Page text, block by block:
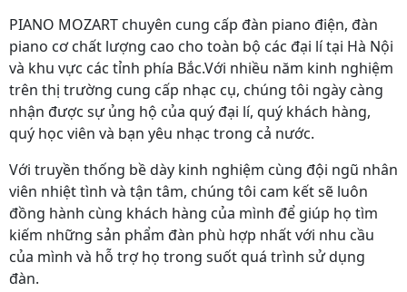
PIANO MOZART chuyên cung cấp đàn piano điện, đàn
piano cơ chất lượng cao cho toàn bộ các đại lí tại Hà Nội
và khu vực các tỉnh phía Bắc.Với nhiều năm kinh nghiệm
trên thị trường cung cấp nhạc cụ, chúng tôi ngày càng
nhận được sự ủng hộ của quý đại lí, quý khách hàng,
quý học viên và bạn yêu nhạc trong cả nước.
Với truyền thống bề dày kinh nghiệm cùng đội ngũ nhân
viên nhiệt tình và tận tâm, chúng tôi cam kết sẽ luôn
đồng hành cùng khách hàng của mình để giúp họ tìm
kiếm những sản phẩm đàn phù hợp nhất với nhu cầu
của mình và hỗ trợ họ trong suốt quá trình sử dụng
đàn.